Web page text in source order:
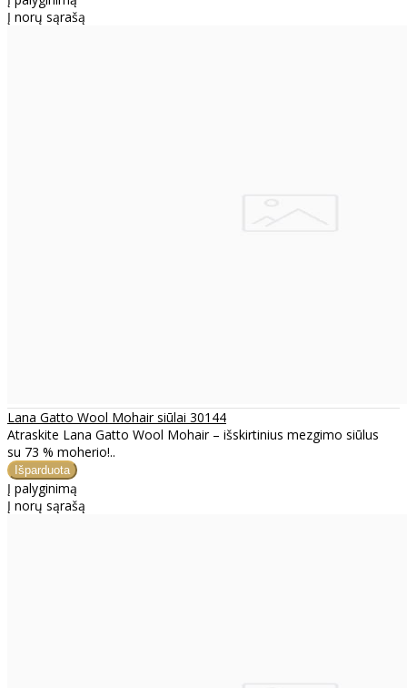
Į norų sąrašą
Lana Gatto Wool Mohair siūlai 30144
Atraskite Lana Gatto Wool Mohair – išskirtinius mezgimo siūlus
su 73 % moherio!..
Į palyginimą
Į norų sąrašą